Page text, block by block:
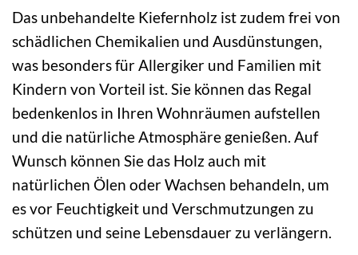
Das unbehandelte Kiefernholz ist zudem frei von
schädlichen Chemikalien und Ausdünstungen,
was besonders für Allergiker und Familien mit
Kindern von Vorteil ist. Sie können das Regal
bedenkenlos in Ihren Wohnräumen aufstellen
und die natürliche Atmosphäre genießen. Auf
Wunsch können Sie das Holz auch mit
natürlichen Ölen oder Wachsen behandeln, um
es vor Feuchtigkeit und Verschmutzungen zu
schützen und seine Lebensdauer zu verlängern.